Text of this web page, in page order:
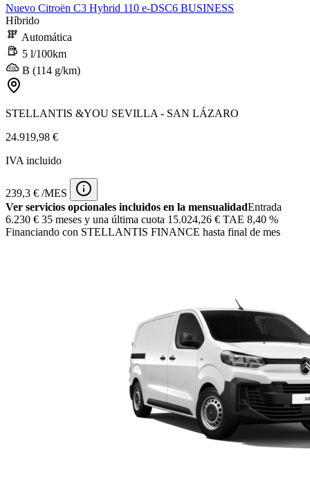
Nuevo Citroën C3 Hybrid 110 e-DSC6 BUSINESS
Híbrido
Automática
5 l/100km
B (114 g/km)
STELLANTIS &YOU SEVILLA - SAN LÁZARO
24.919,98 €
IVA incluido
239,3 € /MES
Ver servicios opcionales incluidos en la mensualidadEntrada
6.230 € 35 meses y una última cuota 15.024,26 € TAE 8,40 %
Financiando con STELLANTIS FINANCE hasta final de mes